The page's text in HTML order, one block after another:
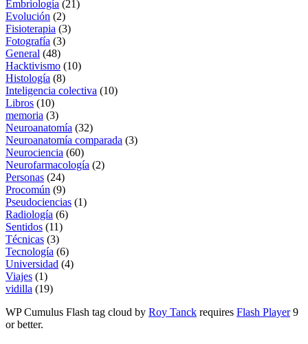
Embriología (21)
Evolución (2)
Fisioterapia (3)
Fotografía (3)
General (48)
Hacktivismo (10)
Histología (8)
Inteligencia colectiva (10)
Libros (10)
memoria (3)
Neuroanatomía (32)
Neuroanatomía comparada (3)
Neurociencia (60)
Neurofarmacología (2)
Personas (24)
Procomún (9)
Pseudociencias (1)
Radiología (6)
Sentidos (11)
Técnicas (3)
Tecnología (6)
Universidad (4)
Viajes (1)
vidilla (19)
WP Cumulus Flash tag cloud by Roy Tanck requires Flash Player9
or better.